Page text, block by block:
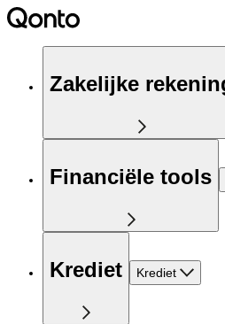
Zakelijke
Financiële tools
Krediet Krediet